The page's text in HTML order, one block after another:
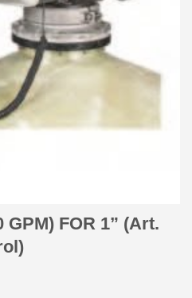
GPM) FOR 1” (Art.